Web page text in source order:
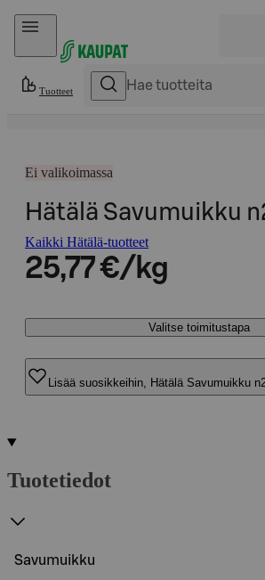
Hyppää sisältöön
Tuotteet
Ei valikoimassa
Hätälä Savumuikku
Kaikki Hätälä-tuotteet
25,77 €/kg
Valitse toimitustapa
Lisää suosikkeihin, Hätälä Savumuikku
Tuotetiedot
Savumuikku